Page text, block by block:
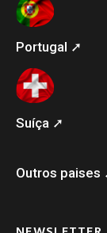
Portugal ➚
Suíça ➚
Outros paises